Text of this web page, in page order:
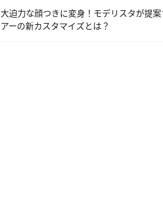
大迫力な顔つきに変身！モデリスタが提案
アーの新カスタマイズとは？